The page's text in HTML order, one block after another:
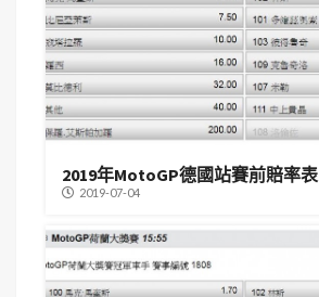
2019年MotoGP德國站賽前賠率表
2019-07-04